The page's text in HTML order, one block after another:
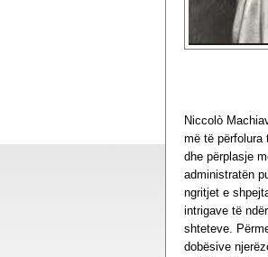
Niccolò
më të përfolura
dhe përplasje
administratën
ngritjet e
intrigave të
shteteve.
dobësive